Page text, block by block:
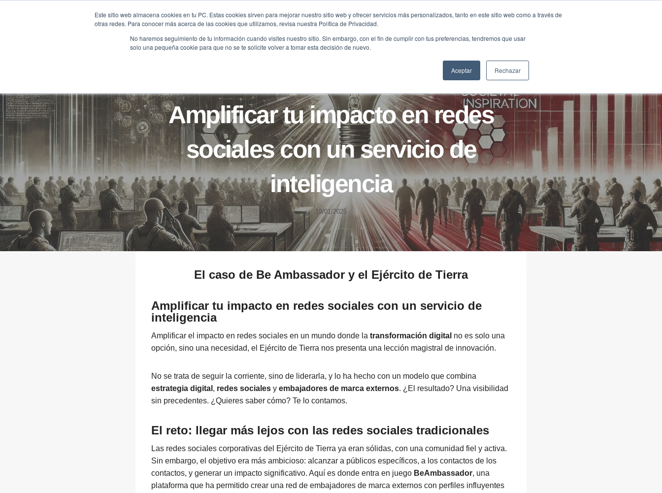
Este sitio web almacena cookies en tu PC. Estas cookies sirven para mejorar nuestro sitio web y ofrecer servicios más personalizados, tanto en este sitio web como a través de
otras redes. Para conocer más acerca de las cookies que utilizamos, revisa nuestra Política de Privacidad.
No haremos seguimiento de tu información cuando visites nuestro sitio. Sin embargo, con el fin de cumplir con tus preferencias, tendremos que usar
solo una pequeña cookie para que no se te solicite volver a tomar esta decisión de nuevo.
Aceptar Rechazar
HOME B2B FILANTROPÍA LONGEVIDAD
Amplificar tu impacto en redes
sociales con un servicio de
inteligencia
19/01/2025
El caso de Be Ambassador y el Ejército de Tierra
Amplificar tu impacto en redes sociales con un servicio de
inteligencia
Amplificar el impacto en redes sociales en un mundo donde la transformación digital no es solo una
opción, sino una necesidad, el Ejército de Tierra nos presenta una lección magistral de innovación.
No se trata de seguir la corriente, sino de liderarla, y lo ha hecho con un modelo que combina
estrategia digital , redes sociales y embajadores de marca externos. ¿El resultado? Una visibilidad
sin precedentes. ¿Quieres saber cómo? Te lo contamos.
El reto: llegar más lejos con las redes sociales tradicionales
Las redes sociales corporativas del Ejército de Tierra ya eran sólidas, con una comunidad fiel y activa.
Sin embargo, el objetivo era más ambicioso: alcanzar a públicos específicos, a los contactos de los
contactos, y generar un impacto significativo. Aquí es donde entra en juego BeAmbassador, una
plataforma que ha permitido crear una red de embajadores de marca externos con perfiles influyentes